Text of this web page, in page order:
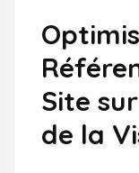
Site
de la